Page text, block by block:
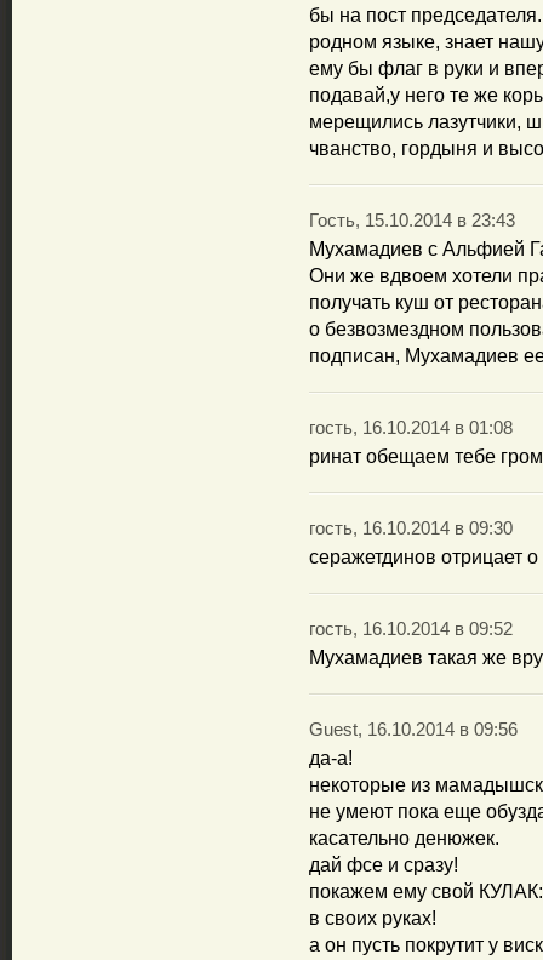
бы на пост
родном языке, знает
ему бы флаг в руки и
подавай,у него те же
мерещились лазутчики,
чванство, гордыня и
Гость, 15.10.2014 в 23:43
Мухамадиев с Альфией
Они же вдвоем хотели
получать куш от
о безвозмездном
подписан, Мухамадиев
гость, 16.10.2014 в 01:08
ринат обещаем тебе
гость, 16.10.2014 в 09:30
серажетдинов отрицает
гость, 16.10.2014 в 09:52
Мухамадиев такая же
Guest, 16.10.2014 в 09:56
да-а!
некоторые из
не умеют пока еще
касательно денюжек.
дай фсе и сразу!
покажем ему свой
в своих руках!
а он пусть покрутит у